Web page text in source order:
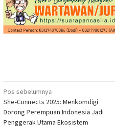
Navigasi
pos
Pos sebelumnya
She-Connects 2025: Menkomdigi
Dorong Perempuan Indonesia Jadi
Penggerak Utama Ekosistem